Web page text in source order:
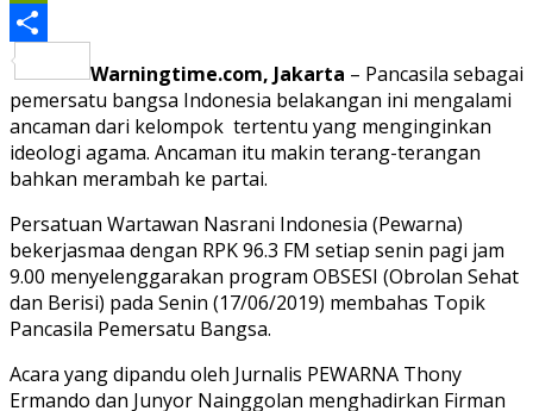
PrintFriendly
Share
Warningtime.com, Jakarta – Pancasila sebagai
pemersatu bangsa Indonesia belakangan ini mengalami
ancaman dari kelompok tertentu yang menginginkan
ideologi agama. Ancaman itu makin terang-terangan
bahkan merambah ke partai.
Persatuan Wartawan Nasrani Indonesia (Pewarna)
bekerjasmaa dengan RPK 96.3 FM setiap senin pagi jam
9.00 menyelenggarakan program OBSESI (Obrolan Sehat
dan Berisi) pada Senin (17/06/2019) membahas Topik
Pancasila Pemersatu Bangsa.
Acara yang dipandu oleh Jurnalis PEWARNA Thony
Ermando dan Junyor Nainggolan menghadirkan Firman